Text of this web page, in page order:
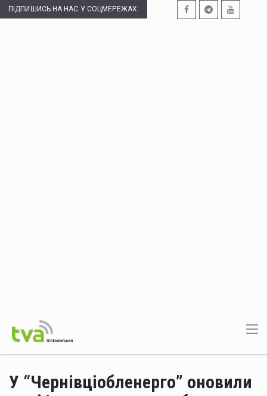
ПІДПИШИСЬ НА НАС У СОЦМЕРЕЖАХ:
У “Чернівціобленерго” оновили